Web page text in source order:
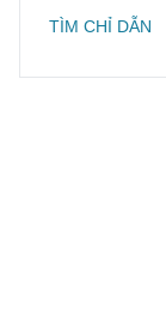
TÌM CHỈ DẪN